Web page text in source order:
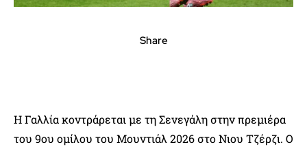
Share
Η Γαλλία κοντράρεται με τη Σενεγάλη στην πρεμιέρα
του 9ου ομίλου του Μουντιάλ 2026 στο Νιου Τζέρζι. Ο